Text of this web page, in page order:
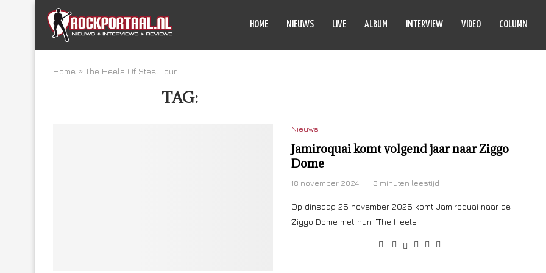
HOME NIEUWS LIVE ALBUM INTERVIEW VIDEO COLUMN
Home » The Heels Of Steel Tour
TAG:
Nieuws
Jamiroquai komt volgend jaar naar Ziggo
Dome
18 november 2024 3 minuten leestijd
Op dinsdag 25 november 2025 komt Jamiroquai naar de
Ziggo Dome met hun “The Heels …